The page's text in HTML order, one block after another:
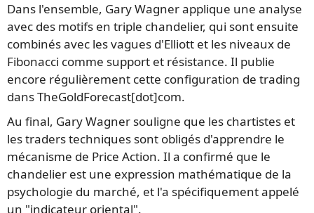
Dans l'ensemble, Gary Wagner applique une analyse
avec des motifs en triple chandelier, qui sont ensuite
combinés avec les vagues d'Elliott et les niveaux de
Fibonacci comme support et résistance. Il publie
encore régulièrement cette configuration de trading
dans TheGoldForecast[dot]com.
Au final, Gary Wagner souligne que les chartistes et
les traders techniques sont obligés d'apprendre le
mécanisme de Price Action. Il a confirmé que le
chandelier est une expression mathématique de la
psychologie du marché, et l'a spécifiquement appelé
un "indicateur oriental".